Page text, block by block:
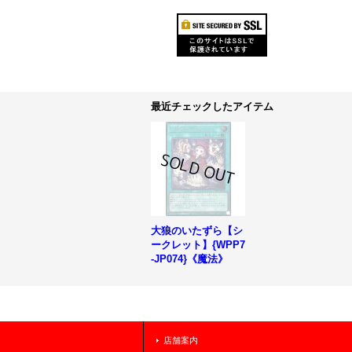
最近チェックしたアイテム
大狼のいたずら【シ
ークレット】{WPP7
-JP074}《魔法》
店舗案内